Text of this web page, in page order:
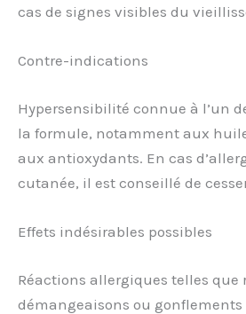
cas de signes visibles du
Contre-indications
Hypersensibilité connue à l’un
la formule, notamment aux
aux antioxydants. En cas
cutanée, il est conseillé de
Effets indésirables possibles
Réactions allergiques telles que
démangeaisons ou